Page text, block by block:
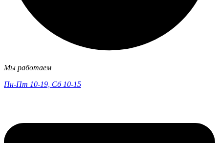
Мы работаем
Пн-Пт 10-19, Сб 10-15